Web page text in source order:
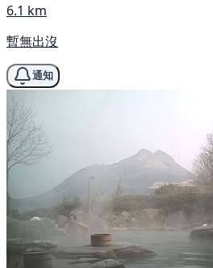
6.1 km
暫無出沒
通知